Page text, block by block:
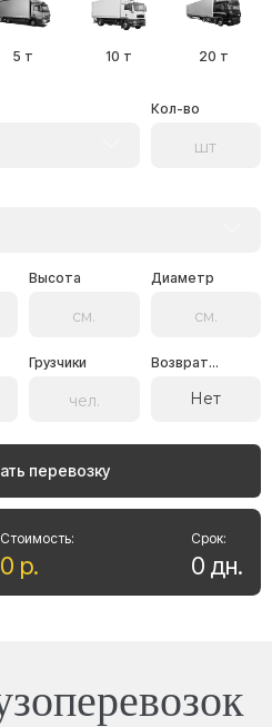
5 т 10 т 20 т
Кол-во
Высота Диаметр
Грузчики Возврат...
Нет
перевозку
Стоимость:
0 р.
Срок:
0 дн.